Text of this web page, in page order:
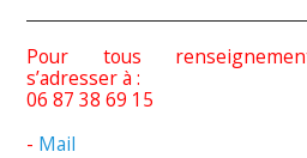
Pour tous
s’adresser à :
06 87 38 69 15
- Mail